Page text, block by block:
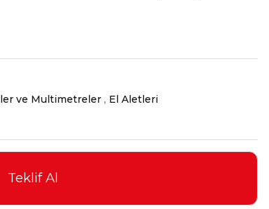
ve Multimetreler , El Aletleri
Teklif Al